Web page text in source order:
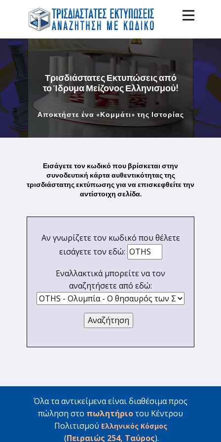
Τρισδιάστατες Εκτυπώσεις από
το Ίδρυμα Μείζονος Ελληνισμού!
Αποκτήστε ένα «Κομμάτι» της Ιστορίας
Εισάγετε τον κωδικό που βρίσκεται στην
συνοδευτική κάρτα αυθεντικότητας της
τρισδιάστατης εκτύπωσης για να επισκεφθείτε την
αντίστοιχη σελίδα.
Αν γνωρίζετε τον κωδικό που θέλετε
εισάγετε τον εδώ:
Εναλλακτικά μπορείτε να τον
αναζητήσετε από εδώ:
Όλα τα αντικείμενα είναι διαθέσιμα προς
πώληση στο πωλητήριοτου Κέντρου
Πολιτισμού Ελληνικός Κόσμος
(Πειραιώς 254, Ταύρος).